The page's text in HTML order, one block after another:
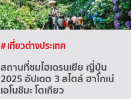
# เที่ยวต่างประเทศ
สถานที่ชมไฮเดรนเยีย ญี่ปุ่น
2025 อัปเดต 3 สไตล์ ฮาโกเน่
เอโนชิมะ โตเกียว